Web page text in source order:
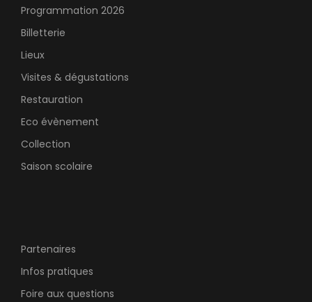
Programmation 2026
Billetterie
Lieux
Visites & dégustations
Restauration
Eco évènement
Collection
Saison scolaire
Partenaires
Infos pratiques
Foire aux questions